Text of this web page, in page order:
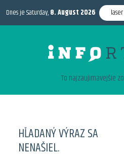
Dnes je Saturday,8. August 2026
To najzaujimavejšie
HĽADANÝ VÝRAZ SA
NENAŠIEL.